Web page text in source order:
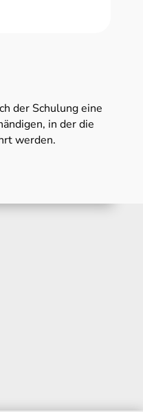
der Schulung eine
in der die
werden.